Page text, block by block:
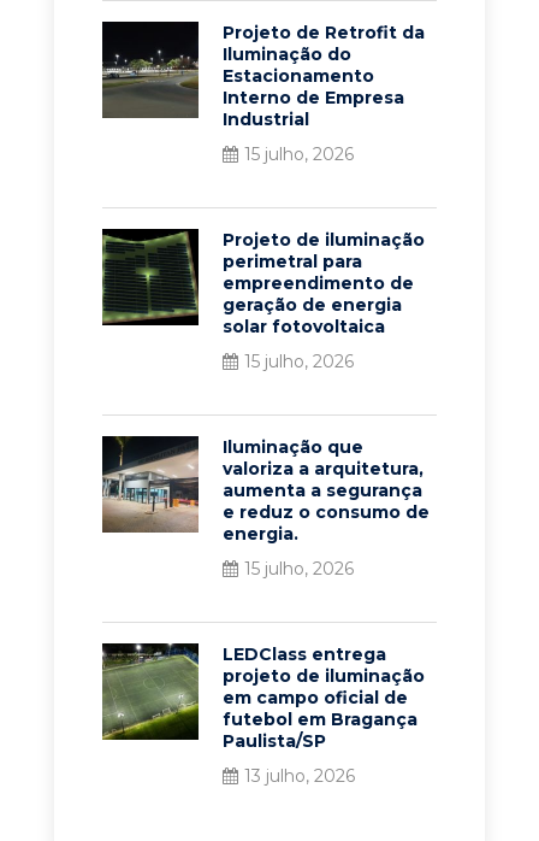
Projeto de Retrofit da
Iluminação do
Estacionamento
Interno de Empresa
Industrial
15 julho, 2026
Projeto de iluminação
perimetral para
empreendimento de
geração de energia
solar fotovoltaica
15 julho, 2026
Iluminação que
valoriza a arquitetura,
aumenta a segurança
e reduz o consumo de
energia.
15 julho, 2026
LEDClass entrega
projeto de iluminação
em campo oficial de
futebol em Bragança
Paulista/SP
13 julho, 2026